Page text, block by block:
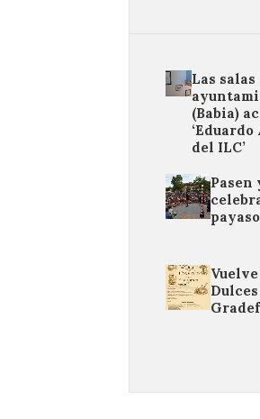
Las
(Babia)
del ILC’